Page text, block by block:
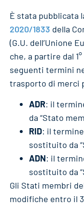
È stata pubblicata
2020/1833 della
(G.U. dell’Unione
che, a partire dal
seguenti termini
trasporto di merci
ADR: il
da “Stato
RID: il
sostituito da
ADN: il
sostituito da
Gli Stati membri
modifiche entro il